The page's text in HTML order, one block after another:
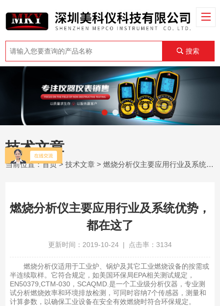
搜索
技术文章
当前位置：首页>技术文章 > 燃烧分析仪主要应用行业及系统优势，都在这了
燃烧分析仪主要应用行业及系统优势，
都在这了
更新时间：2019-10-24 | 点击率：3134
燃烧分析仪适用于工业炉、锅炉及其它工业燃烧设备的按需或
半连续取样。它符合规定，如美国环保局EPA相关测试规定，
EN50379,CTM-030，SCAQMD.是一个工业级分析仪器，专业测
试分析燃烧效率和环境排放检测，可同时容纳7个传感器，测量和
计算参数，以确保工业设备在安全有效燃烧时符合环保规定。